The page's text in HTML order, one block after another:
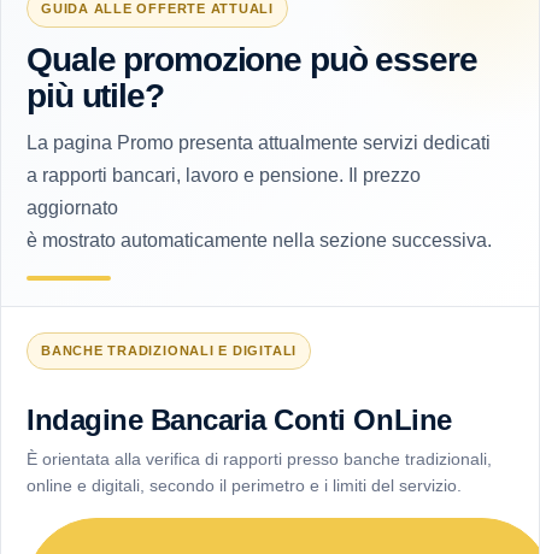
GUIDA ALLE OFFERTE ATTUALI
Quale promozione può essere
più utile?
La pagina Promo presenta attualmente servizi dedicati
a rapporti bancari, lavoro e pensione. Il prezzo
aggiornato
è mostrato automaticamente nella sezione successiva.
BANCHE TRADIZIONALI E DIGITALI
Indagine Bancaria Conti OnLine
È orientata alla verifica di rapporti presso banche tradizionali,
online e digitali, secondo il perimetro e i limiti del servizio.